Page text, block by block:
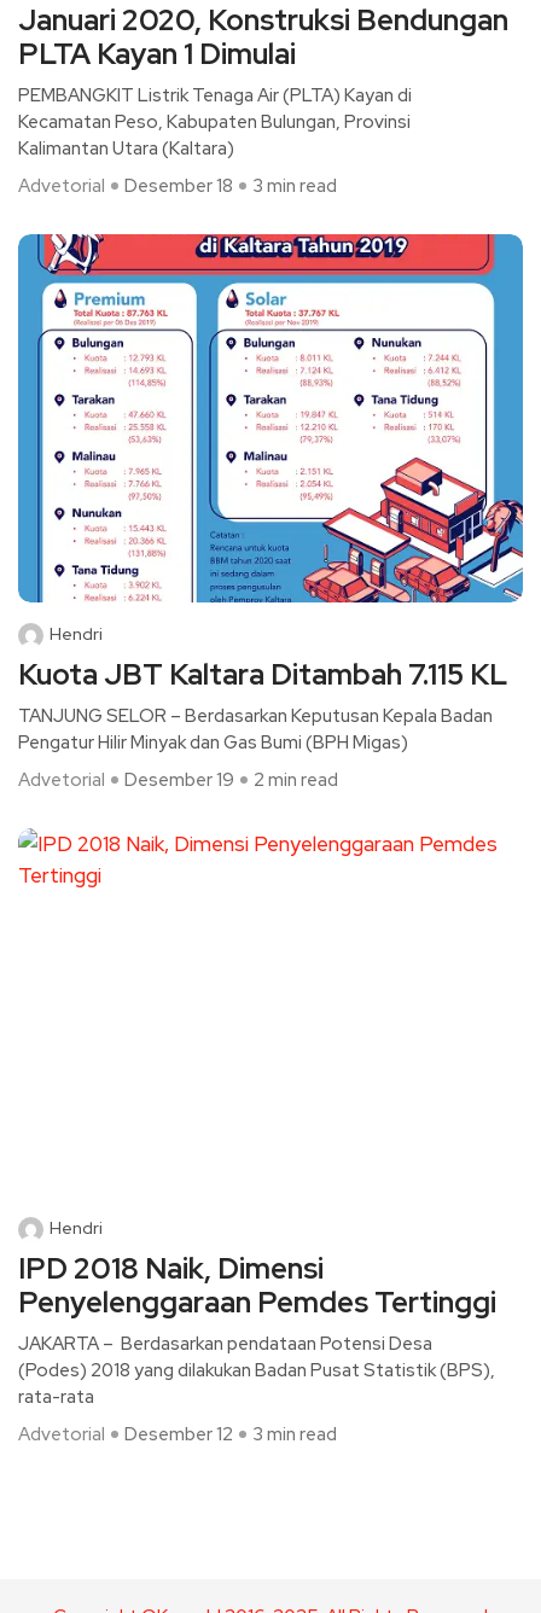
Januari 2020, Konstruksi Bendungan
PLTA Kayan 1 Dimulai
PEMBANGKIT Listrik Tenaga Air (PLTA) Kayan di
Kecamatan Peso, Kabupaten Bulungan, Provinsi
Kalimantan Utara (Kaltara)
Advetorial
Desember 18 3 min read
Hendri
Kuota JBT Kaltara Ditambah 7.115 KL
TANJUNG SELOR – Berdasarkan Keputusan Kepala Badan
Pengatur Hilir Minyak dan Gas Bumi (BPH Migas)
Advetorial
Desember 19 2 min read
Hendri
IPD 2018 Naik, Dimensi
Penyelenggaraan Pemdes Tertinggi
JAKARTA – Berdasarkan pendataan Potensi Desa
(Podes) 2018 yang dilakukan Badan Pusat Statistik (BPS),
rata-rata
Advetorial
Desember 12 3 min read